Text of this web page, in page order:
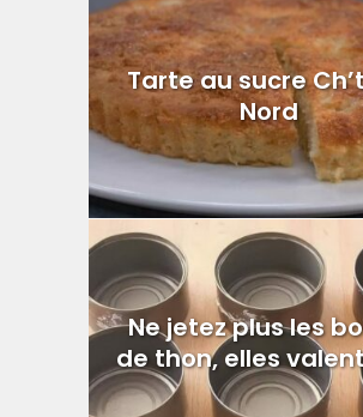
Tarte au sucre
Nord
Ne jetez plus les
de thon, elles